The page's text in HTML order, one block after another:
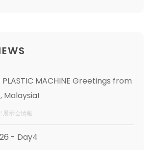
PLASTIC MACHINE Greetings from
Malaysia!
展示会情報
- Day4